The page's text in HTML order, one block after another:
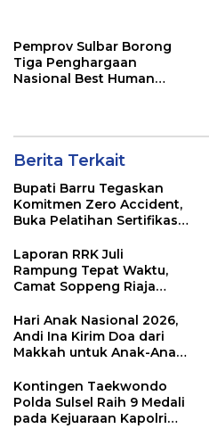
Pemprov Sulbar Borong
Tiga Penghargaan
Nasional Best Human
Berita Terkait
Bupati Barru Tegaskan
Komitmen Zero Accident,
Buka Pelatihan Sertifikasi
Laporan RRK Juli
Rampung Tepat Waktu,
Camat Soppeng Riaja
dan Kelurahan
Hari Anak Nasional 2026,
Andi Ina Kirim Doa dari
Makkah untuk Anak-Anak
Kontingen Taekwondo
Polda Sulsel Raih 9 Medali
pada Kejuaraan Kapolri